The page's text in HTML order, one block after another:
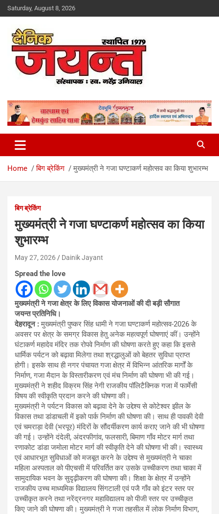
Skip
to
Saturday, August 8, 2026
Dainik Jayant
Home बिग ब्रेकिंग मुख्यमंत्री ने गजा घण्टाकर्ण महोत्सव का किया शुभारम्भ
बिग ब्रेकिंग
मुख्यमंत्री ने गजा घण्टाकर्ण महोत्सव का किया
शुभारम्भ
May 27, 2026 Dainik Jayant
Spread the love
मुख्यमंत्री ने गजा क्षेत्र के लिए विकास योजनाओं की दी बड़ी सौगात
जयन्त प्रतिनिधि।
देहरादून :मुख्यमंत्री पुष्कर सिंह धामी ने गजा घण्टाकर्ण महोत्सव-2026 के
अवसर पर क्षेत्र के समग्र विकास हेतु अनेक महत्वपूर्ण घोषणाएं कीं। उन्होंने
घंटाकर्ण महादेव मंदिर तक रोपवे निर्माण की घोषणा करते हुए कहा कि इससे
धार्मिक पर्यटन को बढ़ावा मिलेगा तथा श्रद्धालुओं को बेहतर सुविधा प्राप्त
होगी। इसके साथ ही नगर पंचायत गजा क्षेत्र में विभिन्न आंतरिक मार्गों के
निर्माण, गजा मैदान के विस्तारीकरण एवं मंच निर्माण की घोषणा भी की गई।
मुख्यमंत्री ने शहीद विक्रम सिंह नेगी राजकीय पॉलिटैक्निक गजा में फार्मेसी
विषय की स्वीकृति प्रदान करने की घोषणा की।
मुख्यमंत्री ने पर्यटन विकास को बढ़ावा देने के उद्देश्य से कोटेश्वर झील के
विकास तथा डांडाचली में इको पार्क निर्माण की घोषणा की। साथ ही पावकी देवी
एवं चमराड़ा देवी (भरपूर) मंदिरों के सौंदर्यीकरण कार्य कराए जाने की भी घोषणा
की गई। उन्होंने दंदेली, अंदरफीगांव, फलसारी, बिमाण गाँव मोटर मार्ग तथा
रणाकोट डांडा जमोला मोटर मार्ग की स्वीकृति देने की घोषणा भी की। स्वास्थ्य
एवं आधारभूत सुविधाओं को मजबूत करने के उद्देश्य से मुख्यमंत्री ने चाका
महिला अस्पताल को पीएचसी में परिवर्तित कर उसके उच्चीकरण तथा चाका में
सामुदायिक भवन के सुदृढ़ीकरण की घोषणा की। शिक्षा के क्षेत्र में उन्होंने
राजकीय उच्च माध्यमिक विद्यालय सिंगटाली एवं पजै गाँव को इंटर स्तर पर
उच्चीकृत करने तथा नरेंद्रनगर महाविद्यालय को पीजी स्तर पर उच्चीकृत
किए जाने की घोषणा की। मुख्यमंत्री ने गजा तहसील में लोक निर्माण विभाग,